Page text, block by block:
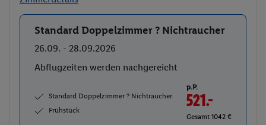
Buchen
Standard Doppelzimmer ? Nichtraucher
26.09. - 28.09.2026
Abflugzeiten werden nachgereicht
Standard Doppelzimmer ? Nichtraucher
Frühstück
p.P.
521.-
Gesamt 1042 €